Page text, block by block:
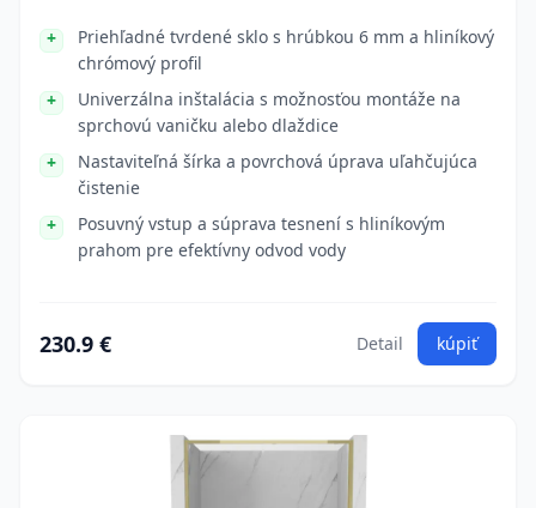
Priehľadné tvrdené sklo s hrúbkou 6 mm a hliníkový
chrómový profil
Univerzálna inštalácia s možnosťou montáže na
sprchovú vaničku alebo dlaždice
Nastaviteľná šírka a povrchová úprava uľahčujúca
čistenie
Posuvný vstup a súprava tesnení s hliníkovým
prahom pre efektívny odvod vody
230.9 € Detail kúpiť